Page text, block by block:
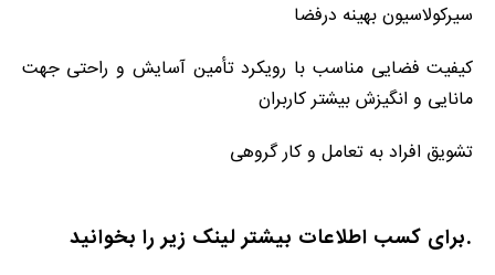
سیرکولاسیون بهینه درفضا
کیفیت فضایی مناسب با رویکرد تأمین آسایش و راحتی جهت
مانایی و انگیزش بیشتر کاربران
تشویق افراد به تعامل و کار گروهی
.برای کسب اطلاعات بیشتر لینک زیر را بخوانید